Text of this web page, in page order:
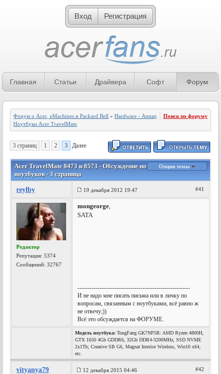
Вход Регистрация
Главная Статьи Драйвера Софт Форум
Форум о Acer, eMachines и Packard Bell »Hardware - Аппаратное обеспечение»
Ноутбуки Acer TravelMate
Поиск по форуму
3 страниц 1 2 3 Далее
Acer TravelMate 8473 и 8573 - Обсуждение новой линейки
ноутбуков - 3 страница
Опции темы
reylby 19 декабря 2012 19:47 #41
Редактор
Репутация:5374
Сообщений: 32767
mongeorge,
SATA
---------------------------------------------------------
И не надо мне писать письма или в личку по
вопросам, связанным с ноутбуками, всё равно ж
не отвечу;))
Всё это обсуждается на ФОРУМЕ.
Модель ноутбука: TongFang GK7NP5R: AMD Ryzen 4800H,
GTX 1650 4Gb GDDR6, 32Gb DDR4-3200MHz, SSD NVME
2x1Tb; Creative SB G6, Magnat Interior Wireless, Win10 x64,
etc.
vityanya79 12 декабря 2015 04:46 #42